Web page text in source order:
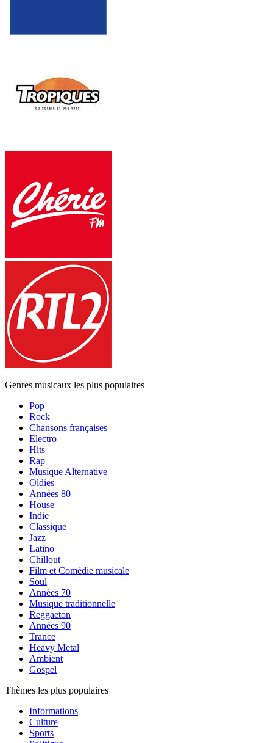
Genres musicaux les plus populaires
Pop
Rock
Chansons françaises
Electro
Hits
Rap
Musique Alternative
Oldies
Années 80
House
Indie
Classique
Jazz
Latino
Chillout
Film et Comédie musicale
Soul
Années 70
Musique traditionnelle
Reggaeton
Années 90
Trance
Heavy Metal
Ambient
Gospel
Thèmes les plus populaires
Informations
Culture
Sports